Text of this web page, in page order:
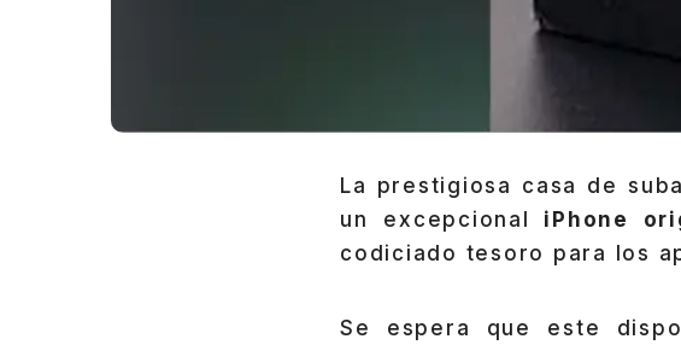
La prestigiosa casa de
un excepcional
iPhone
codiciado tesoro para los
Se espera que este